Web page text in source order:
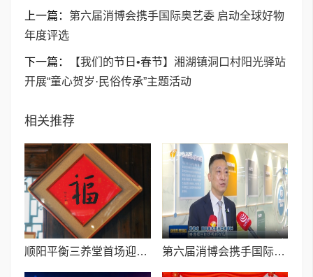
上一篇： 第六届消博会携手国际奥艺委 启动全球好物
年度评选
下一篇：
【我们的节日•春节】湘湖镇洞口村阳光驿站
开展“童心贺岁·民俗传承”主题活动
相关推荐
顺阳平衡三养堂首场迎春雅集圆满举行 开启顺阳平衡的三养生活 第六届消博会携手国际奥艺委 启动全球好物年度评选